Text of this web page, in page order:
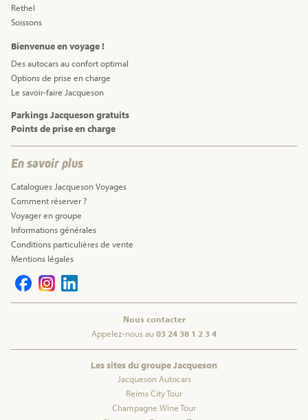
Rethel
Soissons
Bienvenue en voyage !
Des autocars au confort optimal
Options de prise en charge
Le savoir-faire Jacqueson
Parkings Jacqueson gratuits
Points de prise en charge
En savoir plus
Catalogues Jacqueson Voyages
Comment réserver ?
Voyager en groupe
Informations générales
Conditions particulières de vente
Mentions légales
Nous contacter
Appelez-nous au 03 24 38 1 2 3 4
Les sites du groupe Jacqueson
Jacqueson Autocars
Reims City Tour
Champagne Wine Tour